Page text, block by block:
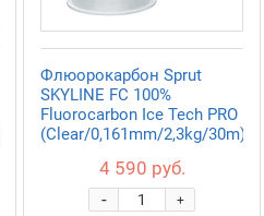
Флюорокарбон Sprut
SKYLINE FC 100%
Fluorocarbon Ice Tech PRO
(Clear/0,161mm/2,3kg/30m)
4 590 руб.
+
-